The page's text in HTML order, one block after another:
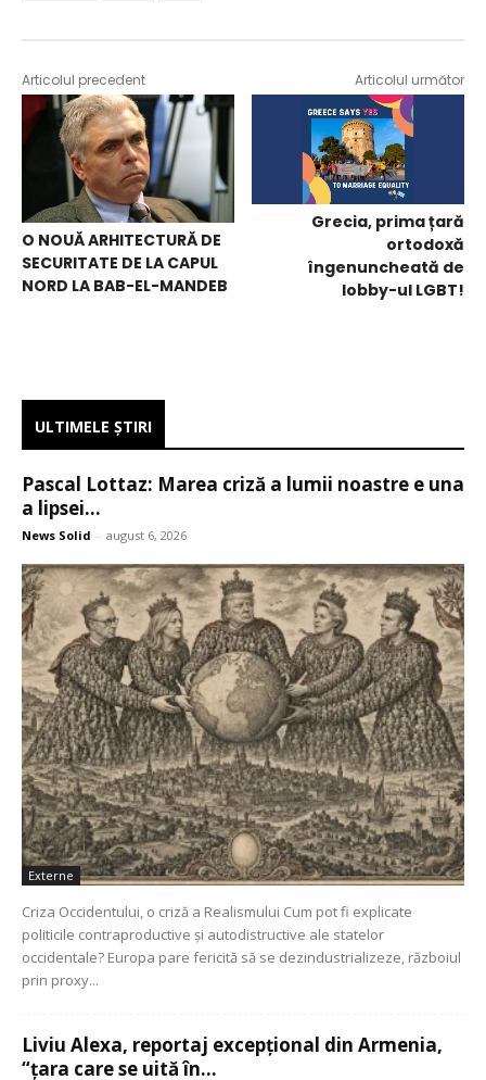
Articolul precedent
O NOUĂ ARHITECTURĂ DE
SECURITATE DE LA CAPUL
NORD LA BAB-EL-MANDEB
Articolul următor
Grecia, prima țară
ortodoxă
îngenuncheată de
lobby-ul LGBT!
ULTIMELE ŞTIRI
Pascal Lottaz: Marea criză a lumii noastre e una
a lipsei...
News Solid - august 6, 2026
Externe
Criza Occidentului, o criză a Realismului Cum pot fi explicate
politicile contraproductive și autodistructive ale statelor
occidentale? Europa pare fericită să se dezindustrializeze, războiul
prin proxy...
Liviu Alexa, reportaj excepțional din Armenia,
“țara care se uită în...